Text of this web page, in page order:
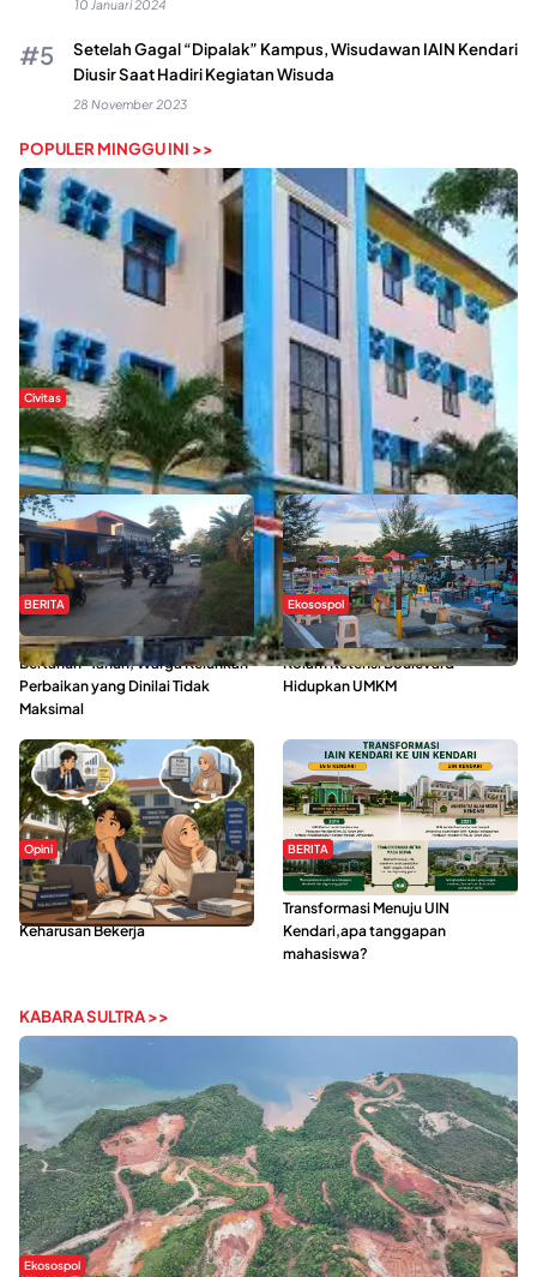
10 Januari 2024
Setelah Gagal “Dipalak” Kampus, Wisudawan IAIN Kendari
Diusir Saat Hadiri Kegiatan Wisuda
28 November 2023
POPULER MINGGU INI >>
Civitas
Di Balik Kehidupan Ma’had Al-Jami’ah UIN Kendari : Mahasiswa
Ceritakan Manfaat dan Tantangan
BERITA
Jalan Pasar Baruga Rusak
Bertahun-Tahun, Warga Keluhkan
Perbaikan yang Dinilai Tidak
Maksimal
Ekosospol
Ramainya Aktivitas Olahraga di
Kolam Retensi Boulevard
Hidupkan UMKM
Opini
Kerasnya Kehidupan Mahasiswa di
Tengah Gempuran Tugas dan
Keharusan Bekerja
BERITA
IAIN Kendari Mantapkan
Transformasi Menuju UIN
Kendari,apa tanggapan
mahasiswa?
KABARA SULTRA >>
Ekosospol